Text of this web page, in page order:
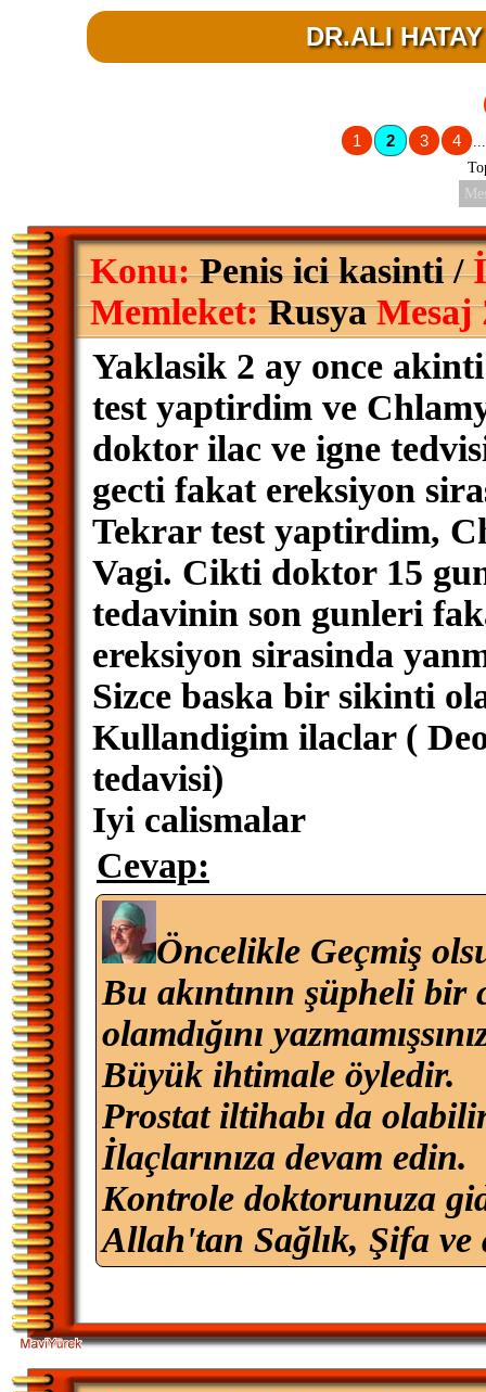
DR.ALI
1 2 3 4
...
Konu:Penis ici kasinti /
Memleket:RusyaMesaj
Yaklasik 2 ay once
test yaptirdim ve
doktor ilac ve igne
gecti fakat ereksiyon
Tekrar test yaptirdim,
Vagi. Cikti doktor 15
tedavinin son gunleri
ereksiyon sirasinda
Sizce baska bir sikinti
Kullandigim ilaclar (
tedavisi)
Iyi calismalar
Cevap:
Öncelikle Geçmiş
Bu akıntının şüpheli
olamdığını
Büyük ihtimale öyledir.
Prostat iltihabı da
İlaçlarınıza devam edin.
Kontrole doktorunuza
Allah'tan Sağlık, Şifa